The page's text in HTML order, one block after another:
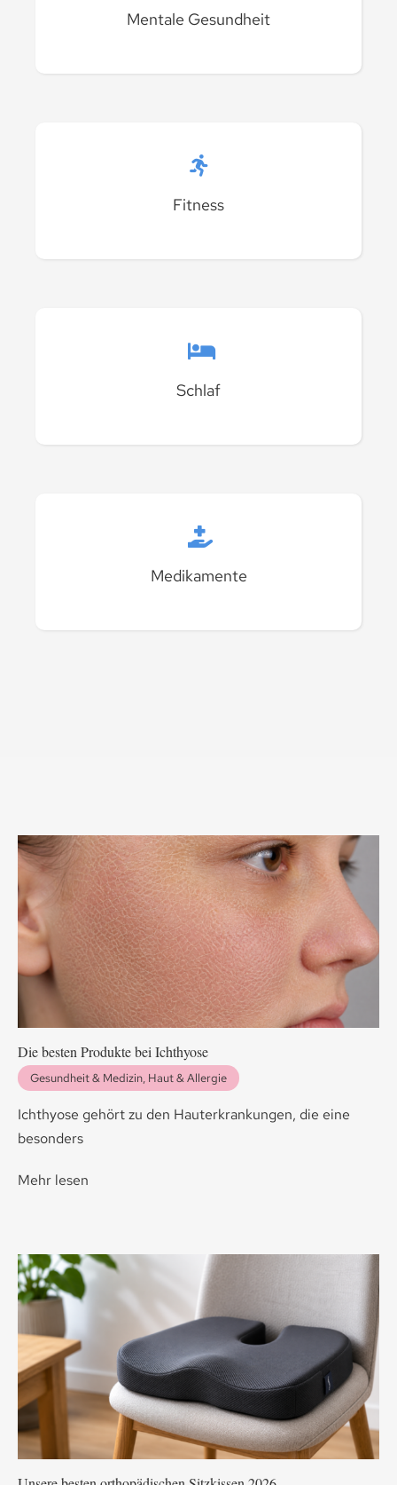
Mentale Gesundheit
Fitness
Schlaf
Medikamente
Die besten Produkte bei Ichthyose
Gesundheit & Medizin, Haut & Allergie
Ichthyose gehört zu den Hauterkrankungen, die eine
besonders
Mehr lesen